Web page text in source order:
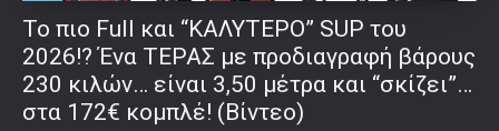
To πιο Full και “ΚΑΛΥΤΕΡΟ” SUP του
2026!? Ένα ΤΕΡΑΣ με προδιαγραφή βάρους
230 κιλών… είναι 3,50 μέτρα και “σκίζει”…
στα 172€ κομπλέ! (Βίντεο)